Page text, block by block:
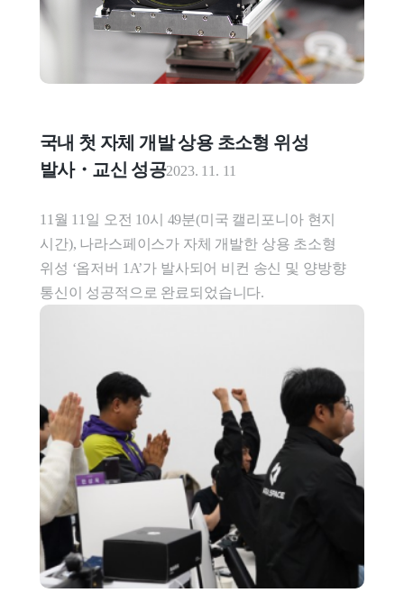
국내 첫 자체 개발 상용 초소형 위성
발사・교신 성공2023. 11. 11
11월 11일 오전 10시 49분(미국 캘리포니아 현지
시간), 나라스페이스가 자체 개발한 상용 초소형
위성 ‘옵저버 1A’가 발사되어 비컨 송신 및 양방향
통신이 성공적으로 완료되었습니다.